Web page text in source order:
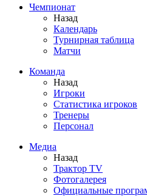
Чемпионат
Назад
Календарь
Турнирная таблица
Матчи
Команда
Назад
Игроки
Статистика игроков
Тренеры
Персонал
Медиа
Назад
Трактор TV
Фотогалерея
Официальные